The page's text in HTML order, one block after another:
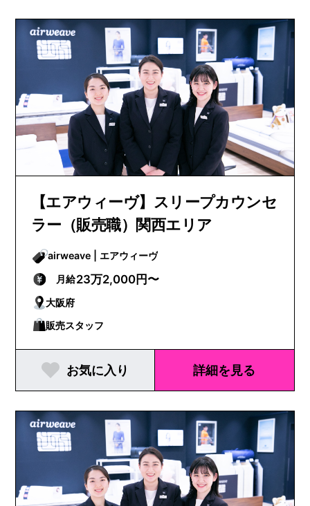
【エアウィーヴ】スリープカウンセ
ラー（販売職）関西エリア
airweave | エアウィーヴ
月給23万2,000円〜
大阪府
販売スタッフ
お気に入り 詳細を見る